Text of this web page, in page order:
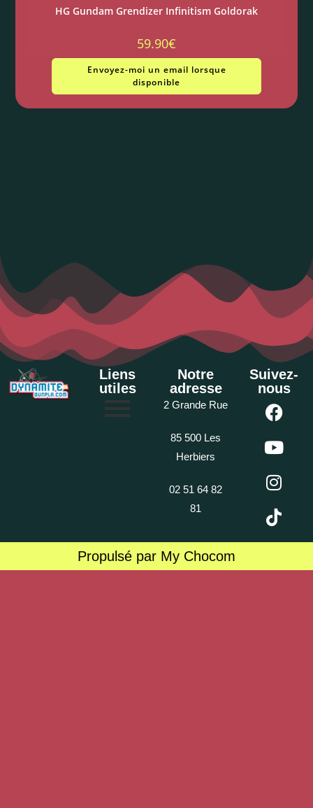
HG Gundam Grendizer Infinitism Goldorak
59.90€
Envoyez-moi un email lorsque
disponible
Liens
utiles
Notre
adresse
2 Grande Rue
85 500 Les
Herbiers
02 51 64 82
81
Suivez-
nous
Propulsé par My Chocom